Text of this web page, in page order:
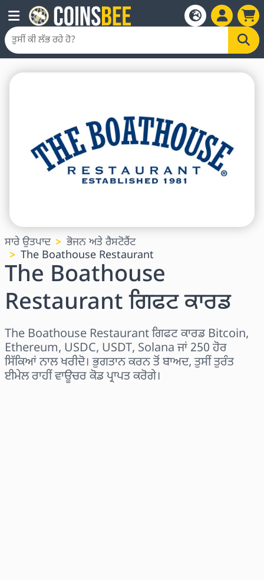
ਸਾਰੇ ਉਤਪਾਦ
ਭੋਜਨ ਅਤੇ ਰੈਸਟੋਰੈਂਟ
The Boathouse Restaurant
The Boathouse
Restaurant ਗਿਫਟ ਕਾਰਡ
The Boathouse Restaurant ਗਿਫਟ ਕਾਰਡ Bitcoin,
Ethereum, USDC, USDT, Solana ਜਾਂ 250 ਹੋਰ
ਸਿੱਕਿਆਂ ਨਾਲ ਖਰੀਦੋ। ਭੁਗਤਾਨ ਕਰਨ ਤੋਂ ਬਾਅਦ, ਤੁਸੀਂ ਤੁਰੰਤ
ਈਮੇਲ ਰਾਹੀਂ ਵਾਊਚਰ ਕੋਡ ਪ੍ਰਾਪਤ ਕਰੋਗੇ।